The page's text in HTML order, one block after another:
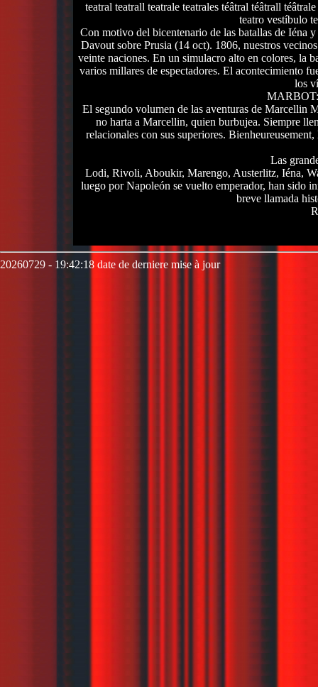
teatral teatrall teatrale teatrales téâtral téâtrall
teatro vestíbulo
Con motivo del bicentenario de las batallas de Iéna
Davout sobre Prusia (14 oct). 1806, nuestros
veinte naciones. En un simulacro alto en colores, la
varios millares de espectadores. El acontecimiento
los
El segundo volumen de las aventuras de Marcellin
no harta a Marcellin, quien burbujea. Siempre
relacionales con sus superiores.
Las
Lodi, Rivoli, Aboukir, Marengo, Austerlitz, Iéna,
luego por Napoleón se vuelto emperador, han sido
breve llamada
20260729 - 19:42:18 date de derniere mise à jour